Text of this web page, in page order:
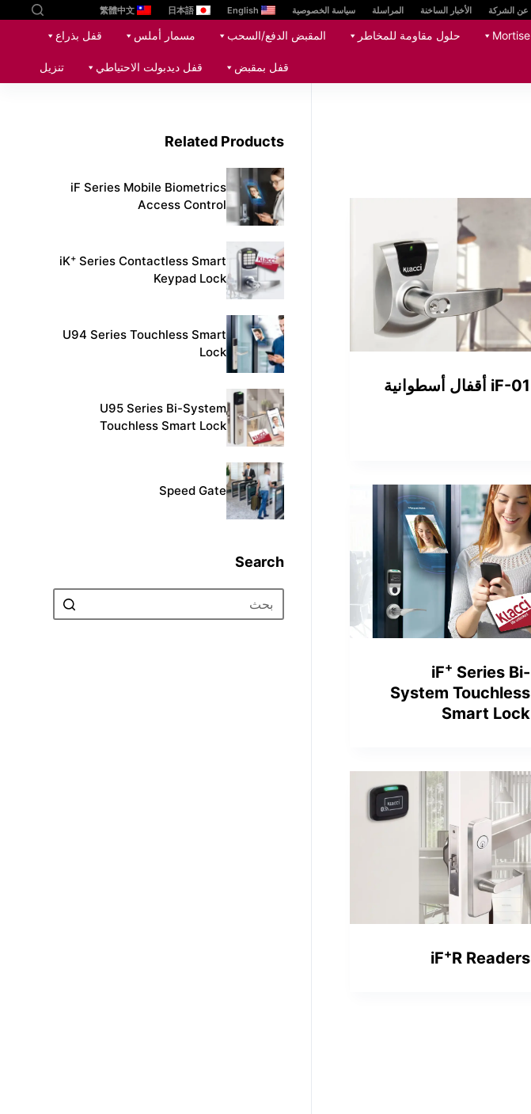
ا
ج
عن الشركة الأخبار الساخنة المراسلة سياسة الخصوصية English
日本語
繁體中文
حلول مقاومة للمخاطر المقبض الدفع/السحب مسمار أملس قفل بذراع
قفل بمقبض قفل ديدبولت الاحتياطي تنزيل
iF-01 أقفال أسطوانية
iF+ Series Bi-
System Touchless
Smart Lock
iF+R Readers
Related Products
iF Series Mobile Biometrics
Access Control
iK+Series Contactless Smart
Keypad Lock
U94 Series Touchless Smart
Lock
U95 Series Bi-System
Touchless Smart Lock
Speed Gate
Search